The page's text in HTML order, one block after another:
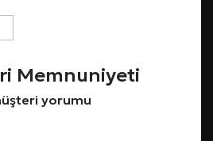
Memnuniyeti
yorumu